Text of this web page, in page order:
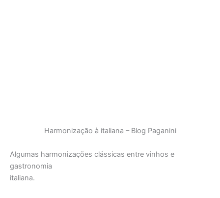
Harmonização à italiana – Blog Paganini
Algumas harmonizações clássicas entre vinhos e
gastronomia
italiana.